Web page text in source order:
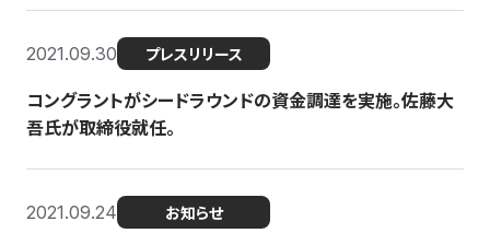
2021.09.30 プレスリリース
コングラントがシードラウンドの資金調達を実施。佐藤大
吾氏が取締役就任。
2021.09.24 お知らせ